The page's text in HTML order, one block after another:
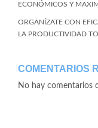
ECONÓMICOS Y
ORGANÍZATE CON
LA PRODUCTIVIDAD
COMENTARIOS
No hay comentarios